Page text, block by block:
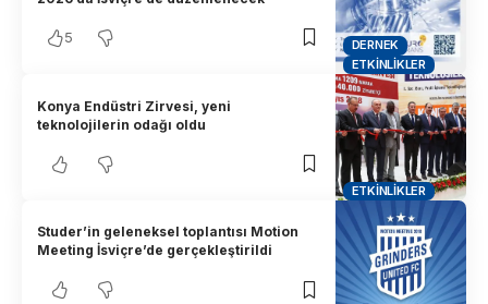
DERNEK
ETKINLIKLER
5
ETKINLIKLER
Konya Endüstri Zirvesi, yeni
teknolojilerin odağı oldu
Studer’in geleneksel toplantısı Motion
Meeting İsviçre’de gerçekleştirildi